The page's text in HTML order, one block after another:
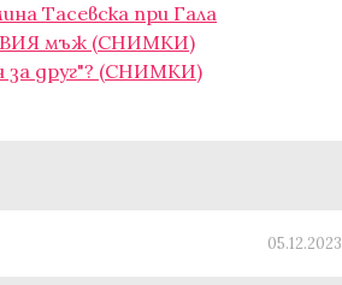
Тасевска при Гала
мъж (СНИМКИ)
за друг"? (СНИМКИ)
05.12.2023